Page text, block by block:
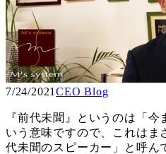
7/24/2021CEO Blog
『前代未聞』というのは「
いう意味ですので、これはま
代未聞のスピーカー」と呼ん